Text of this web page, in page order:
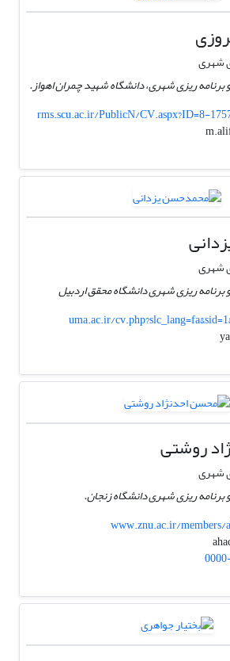
شهری
برنامه ریزی شهری، دانشگاه شهید چمران اهواز.
rms.scu.ac.ir/PublicN/CV.aspx?ID=8-
شهری
برنامه ریزی شهری دانشگاه محقق اردبیل
uma.ac.ir/
روشتی
شهری
برنامه ریزی شهری دانشگاه زنجان.
www.znu.ac.ir/members/